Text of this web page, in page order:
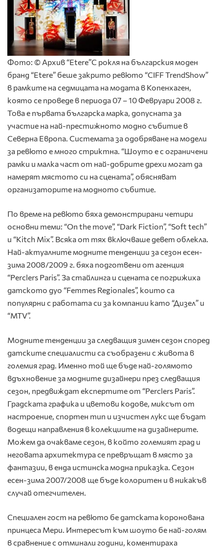
Фото: © Архив “Etere”С рокля на българския моден
бранд “Etere” беше закрито ревюто “CIFF TrendShow”
в рамките на седмицата на модата в Копенхаген,
която се проведе в периода 07 – 10 Февруари 2008 г.
Това е първата българска марка, допусната за
участие на най-престижното модно събитие в
Северна Европа. Системата за одобряване на модели
за ревюто е много стриктна. “Шоуто е с ограничени
рамки и малка част от най-добрите дрехи могат да
намерят мястото си на сцената”, обясняват
организаторите на модното събитие.
По време на ревюто бяха демонстрирани четири
основни теми: “On the move”, “Dark Fiction”, “Soft tech”
и “Kitch Mix”. Всяка от тях включваше девет облекла.
Най-актуалните модните тенденции за сезон есен-
зима 2008/2009 г. бяха подготвени от агенция
“Perclers Paris”. За стайлинга и сцената се погрижиха
датското дуо “Femmes Regionales”, които са
популярни с работата си за компании като “Дизел” и
“MTV”.
Модните тенденции за следващия зимен сезон според
датските специалисти са съобразени с живота в
големия град. Именно той ще бъде най-голямото
вдъхновение за модните дизайнери през следващия
сезон, предвиждат експертите от “Perclers Paris”.
Градската графика и цветови кодове, миксът от
настроение, спортен тип и изчистен лукс ще бъдат
водещи направления в колекциите на дизайнерите.
Можем да очакваме сезон, в който големият град и
неговата архитектура се превръщат в място за
фантазии, в енда истинска модна приказка. Сезон
есен-зима 2007/2008 ще бъде колоритен и в никакъв
случай отегчителен.
Специален гост на ревюто бе датската коронована
принцеса Мери. Интересът към шоуто бе най-голям
в сравнение с отминали години, коментираха